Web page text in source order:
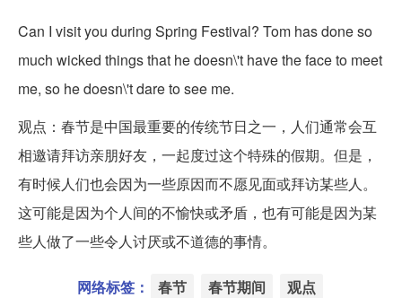
Can I visit you during Spring Festival? Tom has done so
much wicked things that he doesn\'t have the face to meet
me, so he doesn\'t dare to see me.
观点：春节是中国最重要的传统节日之一，人们通常会互
相邀请拜访亲朋好友，一起度过这个特殊的假期。但是，
有时候人们也会因为一些原因而不愿见面或拜访某些人。
这可能是因为个人间的不愉快或矛盾，也有可能是因为某
些人做了一些令人讨厌或不道德的事情。
网络标签： 春节 春节期间 观点